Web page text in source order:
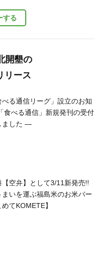
する
開墾の
リース
べる通信リーグ」設立のお知
食べる通信」新規発刊の受付
ました ―
【空弁】として3/11新発売!!
まいを運ぶ福島米のお米バー
てKOMETE】